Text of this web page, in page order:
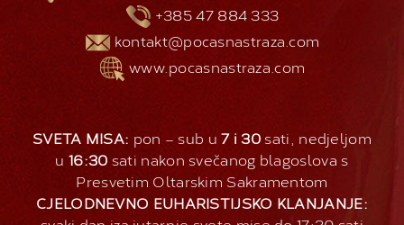
+385 47 884 333
kontakt@pocasnastraza.com
www.pocasnastraza.com
SVETA MISA: pon – sub u7 i 30sati, nedjeljom
u16:30 sati nakon svečanog blagoslova s
Presvetim Oltarskim Sakramentom
CJELODNEVNO EUHARISTIJSKO KLANJANJE: